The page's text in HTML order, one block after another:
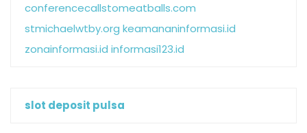
conferencecallstomeatballs.com
stmichaelwtby.org keamananinformasi.id
zonainformasi.id informasi123.id
slot deposit pulsa